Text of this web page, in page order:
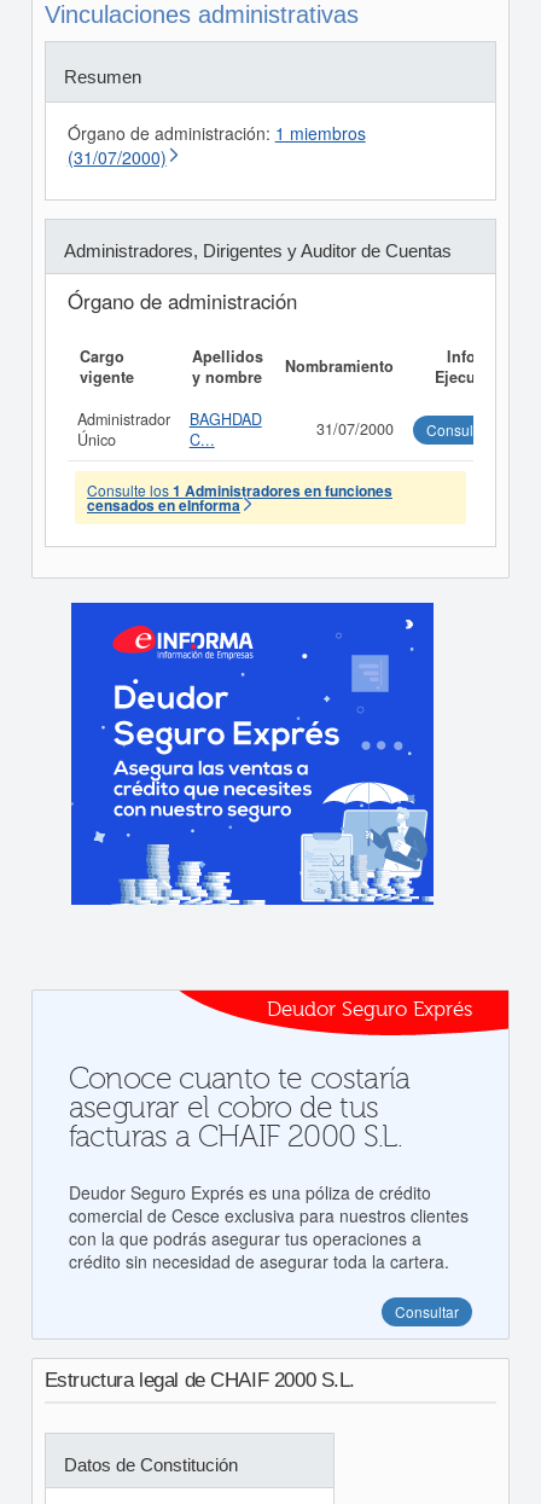
Vinculaciones administrativas
Resumen
Órgano de administración: 1 miembros
(31/07/2000)
Administradores, Dirigentes y Auditor de Cuentas
Órgano de administración
Cargo
vigente
Apellidos
y nombre
Nombramiento
Informe
Ejecutivo
Administrador
Único
BAGHDAD
C...
31/07/2000 Consultar
Consulte los1 Administradores en funciones
censados en eInforma
Deudor Seguro Exprés
Conoce cuanto te costaría
asegurar el cobro de tus
facturas a CHAIF 2000 S.L.
Deudor Seguro Exprés es una póliza de crédito
comercial de Cesce exclusiva para nuestros clientes
con la que podrás asegurar tus operaciones a
crédito sin necesidad de asegurar toda la cartera.
Consultar
Estructura legal de CHAIF 2000 S.L.
Datos de Constitución